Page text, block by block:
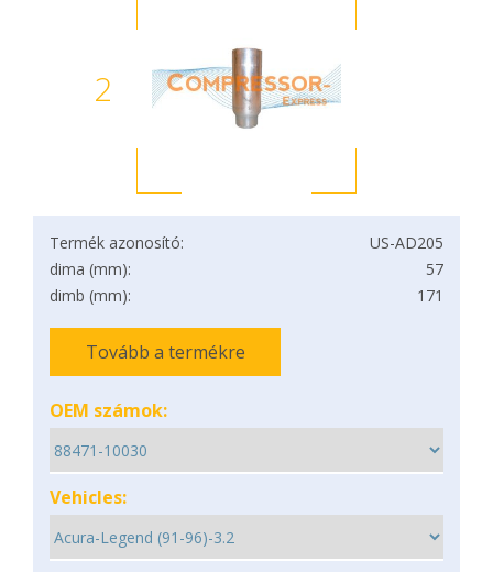
2
Termék azonosító:
US-AD205
dima (mm):
57
dimb (mm):
171
Tovább a termékre
OEM számok:
Vehicles: